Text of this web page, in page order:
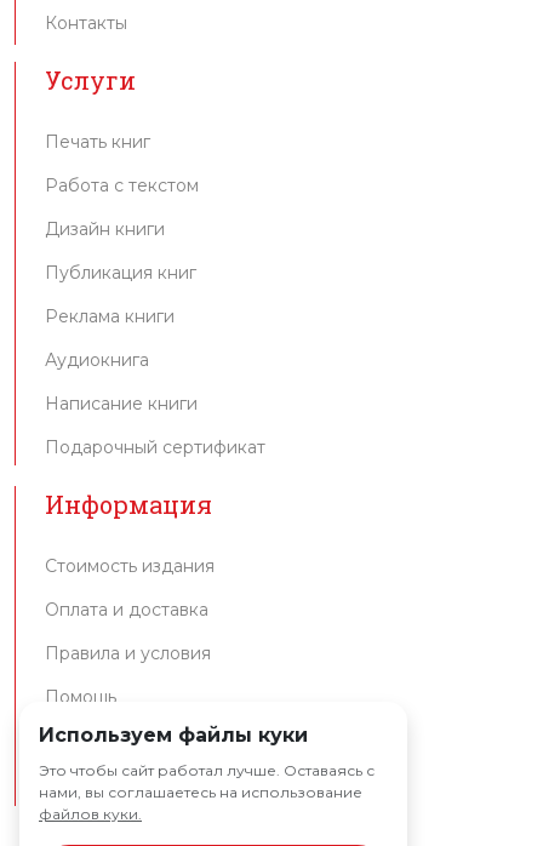
Контакты
Услуги
Печать книг
Работа с текстом
Дизайн книги
Публикация книг
Реклама книги
Аудиокнига
Написание книги
Подарочный сертификат
Информация
Стоимость издания
Оплата и доставка
Правила и условия
Помощь
Интеграция API
Используем файлы куки
Это чтобы сайт работал лучше. Оставаясь с
нами, вы соглашаетесь на использование
файлов куки.